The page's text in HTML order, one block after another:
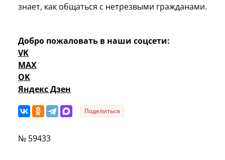
знает, как общаться с нетрезвыми гражданами.
Добро пожаловать в наши соцсети:
VK
MAX
OK
Яндекс Дзен
Поделиться
№ 59433